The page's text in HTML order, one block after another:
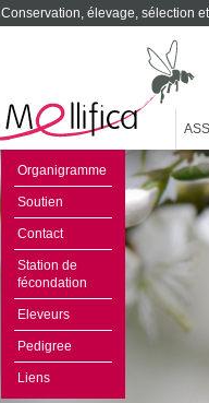
Conservation, élevage, sélection
Organigramme
Soutien
Contact
Station de
fécondation
Eleveurs
Pedigree
Liens